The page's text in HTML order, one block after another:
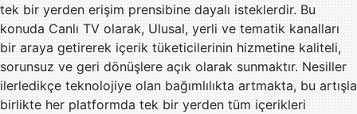
tek bir yerden erişim prensibine dayalı isteklerdir. Bu
konuda Canlı TV olarak, Ulusal, yerli ve tematik kanalları
bir araya getirerek içerik tüketicilerinin hizmetine kaliteli,
sorunsuz ve geri dönüşlere açık olarak sunmaktır. Nesiller
ilerledikçe teknolojiye olan bağımlılıkta artmakta, bu artışla
birlikte her platformda tek bir yerden tüm içerikleri